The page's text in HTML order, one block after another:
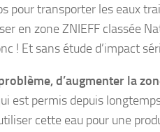
pour transporter les eaux
en zone ZNIEFF classée
! Et sans étude d’impact
d’augmenter la
est permis depuis
cette eau pour une